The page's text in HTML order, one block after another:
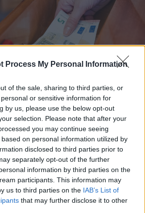
Process My Personal Information
of the sale, sharing to third parties, or
or sensitive information for
by us, please use the below opt-out
selection. Please note that after your
you may continue seeing
on personal information utilized by
disclosed to third parties prior to
separately opt-out of the further
information by third parties on the
participants. This information may
us to third parties on the IAB’s List of
that may further disclose it to other
08., szombat
visszaszólt az euró
ellen ágáló, de a
százezer eurót tartó